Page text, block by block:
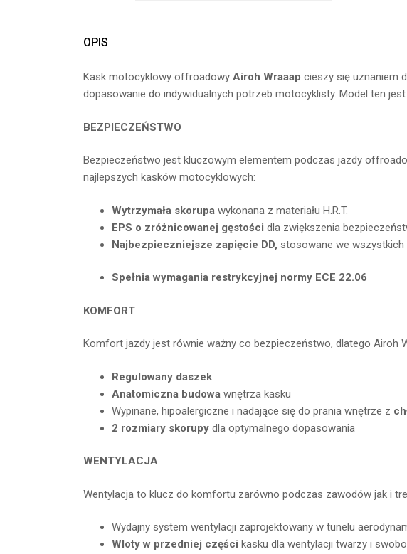
OPIS
Kask motocyklowy offroadowy Airoh Wraaap cieszy się uznaniem
dopasowanie do indywidualnych potrzeb motocyklisty. Model ten
BEZPIECZEŃSTWO
Bezpieczeństwo jest kluczowym elementem podczas jazdy
najlepszych kasków motocyklowych:
Wytrzymała skorupa wykonana z materiału H.R.T.
EPS o zróżnicowanej gęstości dla zwiększenia
Najbezpieczniejsze zapięcie DD, stosowane we
Spełnia wymagania restrykcyjnej normy ECE 22.06
KOMFORT
Komfort jazdy jest równie ważny co bezpieczeństwo, dlatego Airoh
Regulowany daszek
Anatomiczna budowa wnętrza kasku
Wypinane, hipoalergiczne i nadające się do prania wnętrze z
2 rozmiary skorupy dla optymalnego dopasowania
WENTYLACJA
Wentylacja to klucz do komfortu zarówno podczas zawodów jak i
Wydajny system wentylacji zaprojektowany w tunelu
Wloty w przedniej części kasku dla wentylacji twarzy i